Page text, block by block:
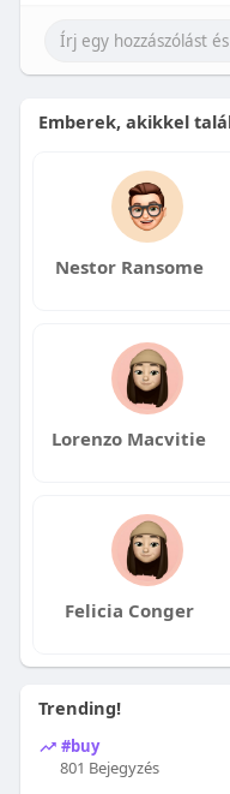
Emberek, akikkel
Nestor Ransome
Lorenzo Macvitie
Felicia Conger
Trending!
#buy
801 Bejegyzés